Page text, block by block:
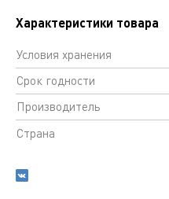
Характеристики товара
Условия хранения
Срок годности
Производитель
Страна